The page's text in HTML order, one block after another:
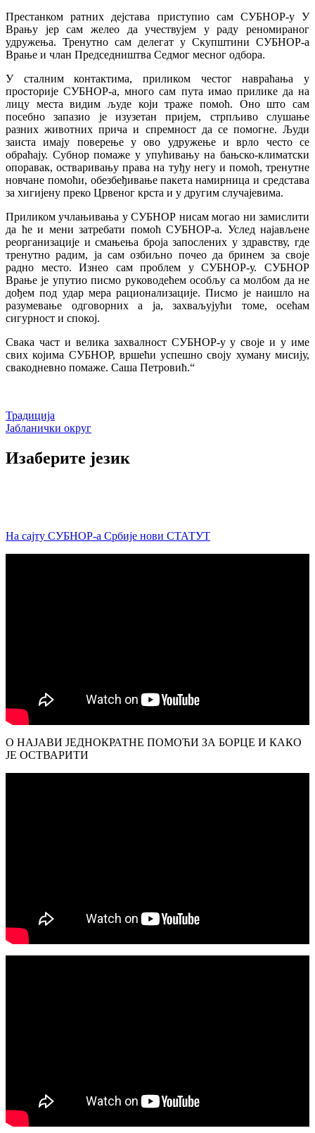
Престанком ратних дејстава приступио сам СУБНОР-у У
Врању јер сам желео да учествујем у раду реномираног
удружења. Тренутно сам делегат у Скупштини СУБНОР-а
Врање и члан Председништва Седмог месног одбора.
У сталним контактима, приликом честог навраћања у
просторије СУБНОР-а, много сам пута имао прилике да на
лицу места видим људе који траже помоћ. Оно што сам
посебно запазио је изузетан пријем, стрпљиво слушање
разних животних прича и спремност да се помогне. Људи
заиста имају поверење у ово удружење и врло често се
обраћају. Субнор помаже у упућивању на бањско-климатски
опоравак, остваривању права на туђу негу и помоћ, тренутне
новчане помоћи, обезбеђивање пакета намирница и средстава
за хигијену преко Црвеног крста и у другим случајевима.
Приликом учлањивања у СУБНОР нисам могао ни замислити
да ће и мени затребати помоћ СУБНОР-а. Услед најављене
реорганизације и смањења броја запослених у здравству, где
тренутно радим, ја сам озбиљно почео да бринем за своје
радно место. Изнео сам проблем у СУБНОР-у. СУБНОР
Врање је упутио писмо руководећем особљу са молбом да не
дођем под удар мера рационализације. Писмо је наишло на
разумевање одговорних а ја, захваљујући томе, осећам
сигурност и спокој.
Свака част и велика захвалност СУБНОР-у у своје и у име
свих којима СУБНОР, вршећи успешно своју хуману мисију,
свакодневно помаже. Саша Петровић.“
Кретање
чланка
Традиција
Јабланички округ
Изаберите језик
На сајту СУБНОР-а Србије нови СТАТУТ
О НАЈАВИ ЈЕДНОКРАТНЕ ПОМОЋИ ЗА БОРЦЕ И КАКО
ЈЕ ОСТВАРИТИ